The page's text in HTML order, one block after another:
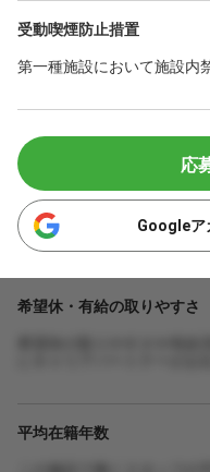
受動喫煙防止措置
第一種施設において施設内
応
Googleア
希望休・有給の取りやすさ
平均在籍年数